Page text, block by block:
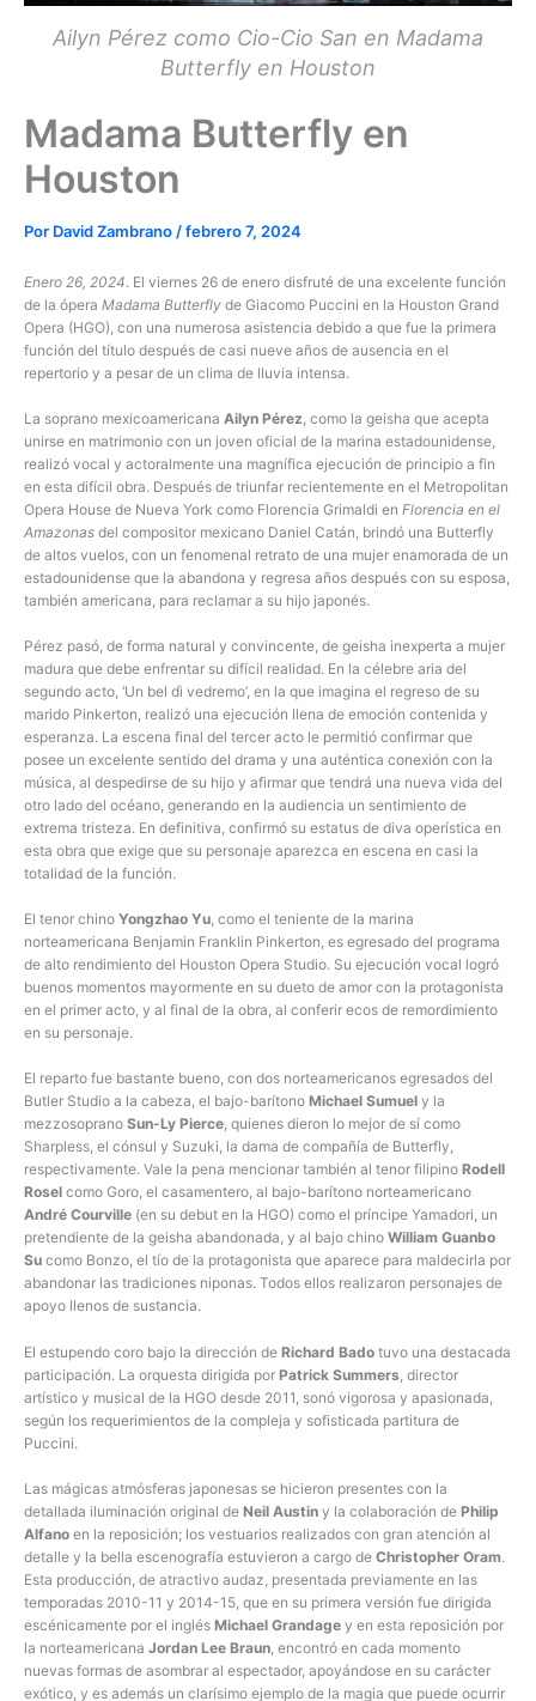
Ailyn Pérez como Cio-Cio San en Madama
Butterfly en Houston
Madama Butterfly en
Houston
Por David Zambrano /febrero 7, 2024
Enero 26, 2024. El viernes 26 de enero disfruté de una excelente función
de la ópera Madama Butterfly de Giacomo Puccini en la Houston Grand
Opera (HGO), con una numerosa asistencia debido a que fue la primera
función del título después de casi nueve años de ausencia en el
repertorio y a pesar de un clima de lluvia intensa.
La soprano mexicoamericana Ailyn Pérez , como la geisha que acepta
unirse en matrimonio con un joven oficial de la marina estadounidense,
realizó vocal y actoralmente una magnífica ejecución de principio a fin
en esta difícil obra. Después de triunfar recientemente en el Metropolitan
Opera House de Nueva York como Florencia Grimaldi en Florencia en el
Amazonas del compositor mexicano Daniel Catán, brindó una Butterfly
de altos vuelos, con un fenomenal retrato de una mujer enamorada de un
estadounidense que la abandona y regresa años después con su esposa,
también americana, para reclamar a su hijo japonés.
Pérez pasó, de forma natural y convincente, de geisha inexperta a mujer
madura que debe enfrentar su difícil realidad. En la célebre aria del
segundo acto, ‘Un bel dì vedremo’, en la que imagina el regreso de su
marido Pinkerton, realizó una ejecución llena de emoción contenida y
esperanza. La escena final del tercer acto le permitió confirmar que
posee un excelente sentido del drama y una auténtica conexión con la
música, al despedirse de su hijo y afirmar que tendrá una nueva vida del
otro lado del océano, generando en la audiencia un sentimiento de
extrema tristeza. En definitiva, confirmó su estatus de diva operística en
esta obra que exige que su personaje aparezca en escena en casi la
totalidad de la función.
El tenor chino Yongzhao Yu, como el teniente de la marina
norteamericana Benjamin Franklin Pinkerton, es egresado del programa
de alto rendimiento del Houston Opera Studio. Su ejecución vocal logró
buenos momentos mayormente en su dueto de amor con la protagonista
en el primer acto, y al final de la obra, al conferir ecos de remordimiento
en su personaje.
El reparto fue bastante bueno, con dos norteamericanos egresados del
Butler Studio a la cabeza, el bajo-barítono Michael Sumuel y la
mezzosoprano Sun-Ly Pierce, quienes dieron lo mejor de sí como
Sharpless, el cónsul y Suzuki, la dama de compañía de Butterfly,
respectivamente. Vale la pena mencionar también al tenor filipino Rodell
Rosel como Goro, el casamentero, al bajo-barítono norteamericano
André Courville (en su debut en la HGO) como el príncipe Yamadori, un
pretendiente de la geisha abandonada, y al bajo chino William Guanbo
Su como Bonzo, el tío de la protagonista que aparece para maldecirla por
abandonar las tradiciones niponas. Todos ellos realizaron personajes de
apoyo llenos de sustancia.
El estupendo coro bajo la dirección de Richard Bado tuvo una destacada
participación. La orquesta dirigida por Patrick Summers , director
artístico y musical de la HGO desde 2011, sonó vigorosa y apasionada,
según los requerimientos de la compleja y sofisticada partitura de
Puccini.
Las mágicas atmósferas japonesas se hicieron presentes con la
detallada iluminación original de Neil Austin y la colaboración de Philip
Alfano en la reposición; los vestuarios realizados con gran atención al
detalle y la bella escenografía estuvieron a cargo de Christopher Oram.
Esta producción, de atractivo audaz, presentada previamente en las
temporadas 2010-11 y 2014-15, que en su primera versión fue dirigida
escénicamente por el inglés Michael Grandage y en esta reposición por
la norteamericana Jordan Lee Braun , encontró en cada momento
nuevas formas de asombrar al espectador, apoyándose en su carácter
exótico, y es además un clarísimo ejemplo de la magia que puede ocurrir